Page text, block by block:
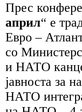
Прес
април“ е
Евро –
со
и НАТО
јавноста за
НАТО